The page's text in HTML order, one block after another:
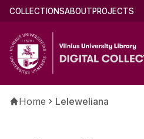
Skip
main
content
Main
(english)
COLLECTIONSABOUTPROJECTS
Breadcrumb
Home Leleweliana